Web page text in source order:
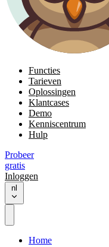
Functies
Tarieven
Oplossingen
Klantcases
Demo
Kenniscentrum
Hulp
Probeer
gratis
Inloggen
nl
Home